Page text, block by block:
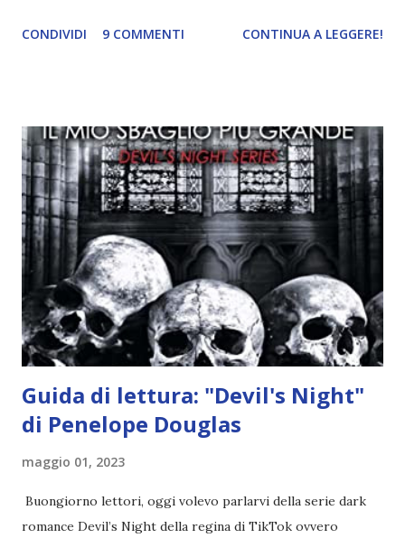
incontrano e Hesediel mostra loro come combattere i puri.
angelo puro, Elemiah. Ma, a differenza di cosa pensano,
l'angelo non ha intenzione di fare una strage, piuttosto è lì
per avvertili che Mikael non è più "l'angelo puro" che
credono e che potrebbe aver ucciso altri mezzi angeli, tipo
Rafael. A quelle parole, Haniel seguito da altri ibridi, si reca
nell'appartamento, senza risultati. Infine cercano nella
chiesetta. Lì trovano Rafael alle prese con gli angeli puri,
ma questa volta ...
CONDIVIDI 9 COMMENTI CONTINUA A LEGGERE!
Guida di lettura: "Devil's Night"
di Penelope Douglas
maggio 01, 2023
Buongiorno lettori, oggi volevo parlarvi della serie dark
romance Devil’s Night della regina di TikTok ovvero